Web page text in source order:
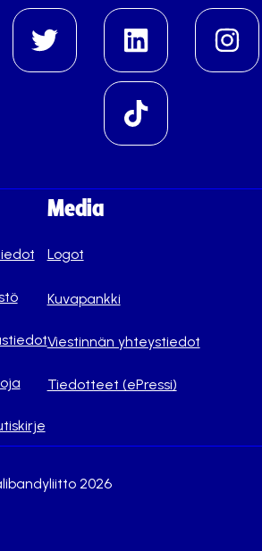
Media
Logot
Kuvapankki
Viestinnän yhteystiedot
Tiedotteet (ePressi)
2026